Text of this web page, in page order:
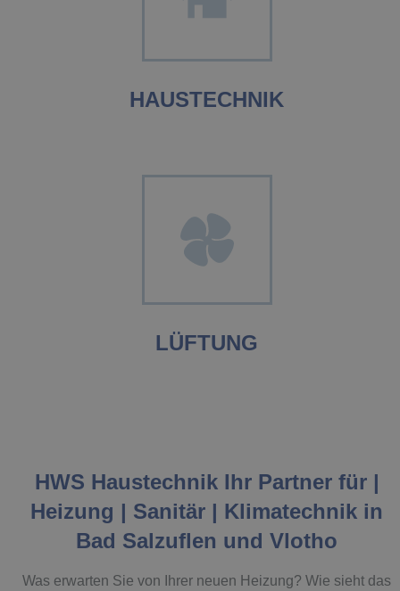
HAUSTECHNIK
LÜFTUNG
HWS Haustechnik Ihr Partner für |
Heizung | Sanitär | Klimatechnik in
Bad Salzuflen und Vlotho
Was erwarten Sie von Ihrer neuen Heizung? Wie sieht das